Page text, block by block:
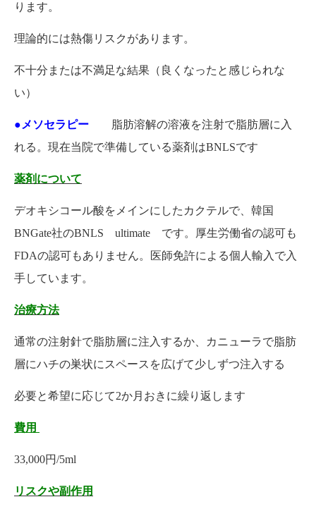
ります。
理論的には熱傷リスクがあります。
不十分または不満足な結果（良くなったと感じられな
い）
●メソセラピー
脂肪溶解の溶液を注射で脂肪層に入
れる。現在当院で準備している薬剤はBNLSです
薬剤について
デオキシコール酸をメインにしたカクテルで、韓国
BNGate社のBNLS ultimate です。厚生労働省の認可も
FDAの認可もありません。医師免許による個人輸入で入
手しています。
治療方法
通常の注射針で脂肪層に注入するか、カニューラで脂肪
層にハチの巣状にスペースを広げて少しずつ注入する
必要と希望に応じて2か月おきに繰り返します
費用
33,000円/5ml
リスクや副作用